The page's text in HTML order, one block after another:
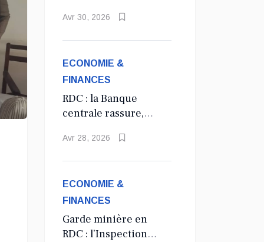
régularité salariale
des agents de l’État
Avr 30, 2026
ECONOMIE &
FINANCES
RDC : la Banque
centrale rassure,
suppression du
dollar prévue en
Avr 28, 2026
ECONOMIE &
FINANCES
Garde minière en
RDC : l’Inspection